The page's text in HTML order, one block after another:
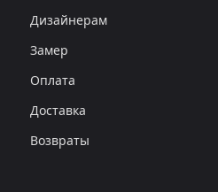
Дизайнерам
Замер
Оплата
Доставка
Возвраты